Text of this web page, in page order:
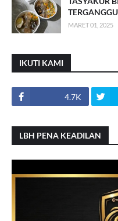
MARET 01, 2025
IKUTI KAMI
4.7K
LBH PENA KEADILAN